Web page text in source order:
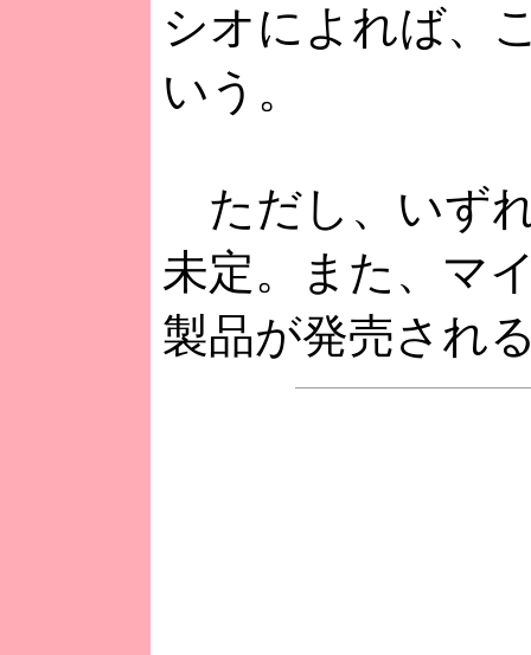
シオによれば、
いう。
ただし、いず
未定。また、マ
製品が発売され